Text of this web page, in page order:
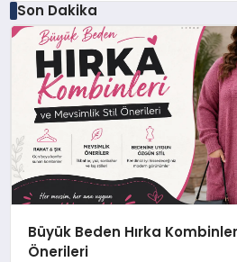
Son Dakika
Büyük Beden Hırka
Önerileri